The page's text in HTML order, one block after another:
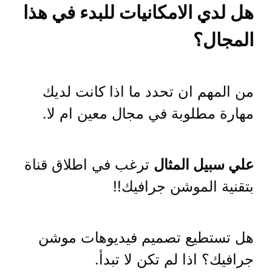
هل لدي الامكانيات للبدء في هذا
المجال؟
من المهم ان تحدد ما اذا كانت لديك
مهارة مطلوبة في مجال معين ام لا.
علي سبيل المثال ترغب في اطلاق قناة
بتقنية الموشن جرافيك!!
هل تستطيع تصميم فيديوهات موشن
جرافيك؟ اذا لم تكن لا تبدأ.